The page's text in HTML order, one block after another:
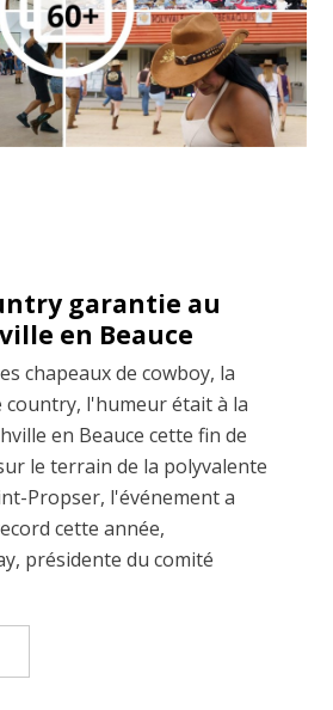
garantie au
en Beauce
chapeaux de cowboy, la
country, l'humeur était à la
en Beauce cette fin de
le terrain de la polyvalente
Propser, l'événement a
cette année,
présidente du comité